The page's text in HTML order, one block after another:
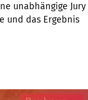
unabhängige Jury
und das Ergebnis